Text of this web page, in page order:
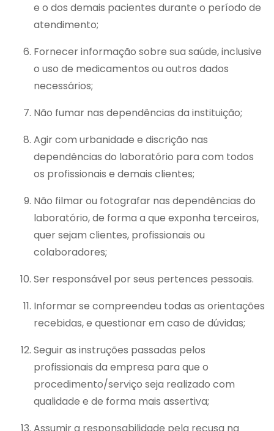
e o dos demais pacientes durante o período de
atendimento;
Fornecer informação sobre sua saúde, inclusive
o uso de medicamentos ou outros dados
necessários;
Não fumar nas dependências da instituição;
Agir com urbanidade e discrição nas
dependências do laboratório para com todos
os profissionais e demais clientes;
Não filmar ou fotografar nas dependências do
laboratório, de forma a que exponha terceiros,
quer sejam clientes, profissionais ou
colaboradores;
Ser responsável por seus pertences pessoais.
Informar se compreendeu todas as orientações
recebidas, e questionar em caso de dúvidas;
Seguir as instruções passadas pelos
profissionais da empresa para que o
procedimento/serviço seja realizado com
qualidade e de forma mais assertiva;